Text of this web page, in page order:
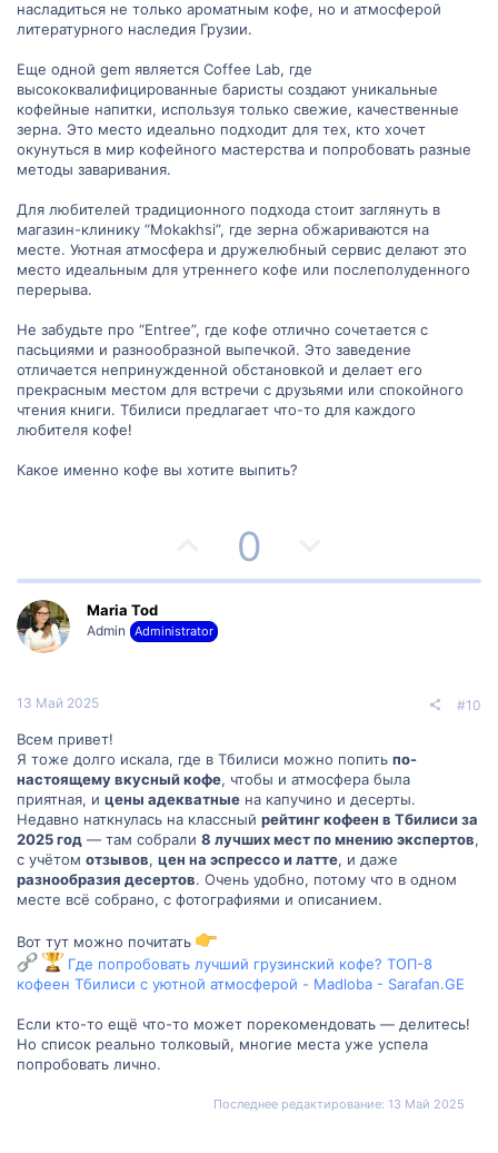
ы
й
г
о
о
с
ы
г
о
л
о
с
насладиться не только ароматным кофе, но и атмосферой
литературного наследия Грузии.
Еще одной gem является Coffee Lab, где
высококвалифицированные баристы создают уникальные
кофейные напитки, используя только свежие, качественные
зерна. Это место идеально подходит для тех, кто хочет
окунуться в мир кофейного мастерства и попробовать разные
методы заваривания.
Для любителей традиционного подхода стоит заглянуть в
магазин-клинику “Mokakhsi”, где зерна обжариваются на
месте. Уютная атмосфера и дружелюбный сервис делают это
место идеальным для утреннего кофе или послеполуденного
перерыва.
Не забудьте про “Entree”, где кофе отлично сочетается с
пасьциями и разнообразной выпечкой. Это заведение
отличается непринужденной обстановкой и делает его
прекрасным местом для встречи с друзьями или спокойного
чтения книги. Тбилиси предлагает что-то для каждого
любителя кофе!
Какое именно кофе вы хотите выпить?
о
з
и
в
н
ы
й
г
о
л
о
с
0
е
и
в
н
ы
й
о
л
о
с
Maria Tod
Admin Administrator
13 Май 2025 #10
Всем привет!
Я тоже долго искала, где в Тбилиси можно попить по-
настоящему вкусный кофе, чтобы и атмосфера была
приятная, и цены адекватные на капучино и десерты.
Недавно наткнулась на классный рейтинг кофеен в Тбилиси за
2025 год — там собрали 8 лучших мест по мнению экспертов,
с учётом отзывов, цен на эспрессо и латте, и даже
разнообразия десертов. Очень удобно, потому что в одном
месте всё собрано, с фотографиями и описанием.
Вот тут можно почитать
Где попробовать лучший грузинский кофе? ТОП-8
кофеен Тбилиси с уютной атмосферой - Madloba - Sarafan.GE
Если кто-то ещё что-то может порекомендовать — делитесь!
Но список реально толковый, многие места уже успела
попробовать лично.
Последнее редактирование: 13 Май 2025